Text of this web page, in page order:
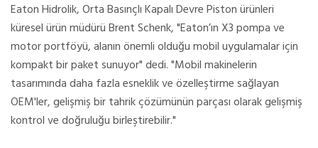
Eaton Hidrolik, Orta Basınçlı Kapalı Devre Piston ürünleri
küresel ürün müdürü Brent Schenk, "Eaton’ın X3 pompa ve
motor portföyü, alanın önemli olduğu mobil uygulamalar için
kompakt bir paket sunuyor" dedi. "Mobil makinelerin
tasarımında daha fazla esneklik ve özelleştirme sağlayan
OEM'ler, gelişmiş bir tahrik çözümünün parçası olarak gelişmiş
kontrol ve doğruluğu birleştirebilir."